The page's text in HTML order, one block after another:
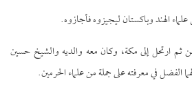
الهند وباكستان ليجيزوه فأجازوه.
ارتحل إلى مكة، وكان معه والديه والشيخ حسين
الفضل في معرفته على جملة من علماء الحرمين.